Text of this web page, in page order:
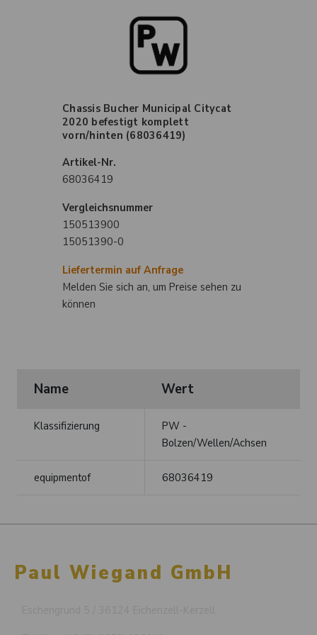
Chassis Bucher Municipal Citycat
2020 befestigt komplett
vorn/hinten (68036419)
Artikel-Nr.
68036419
Vergleichsnummer
150513900
15051390-0
Liefertermin auf Anfrage
Melden Sie sich an, um Preise sehen zu
können
Name Wert
Klassifizierung
PW -
Bolzen/Wellen/Achsen
equipmentof 68036419
Paul Wiegand GmbH